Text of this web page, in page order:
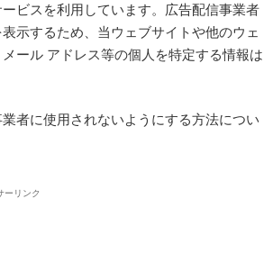
ビスを利用しています。広告配信事業者
示するため、当ウェブサイトや他のウェ
ール アドレス等の個人を特定する情報は
者に使用されないようにする方法につい
ーリンク